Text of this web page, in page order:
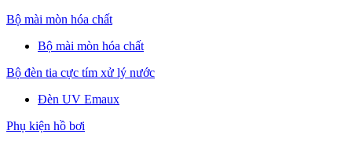
Bộ mài mòn hóa chất
Bộ mài mòn hóa chất
Bộ đèn tia cực tím xử lý nước
Đèn UV Emaux
Phụ kiện hồ bơi